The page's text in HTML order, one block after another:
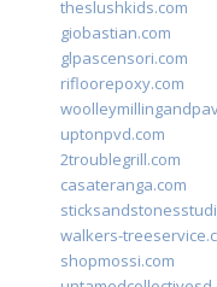
theslushkids.com
giobastian.com
glpascensori.com
rifloorepoxy.com
uptonpvd.com
2troublegrill.com
casateranga.com
walkers-
shopmossi.com